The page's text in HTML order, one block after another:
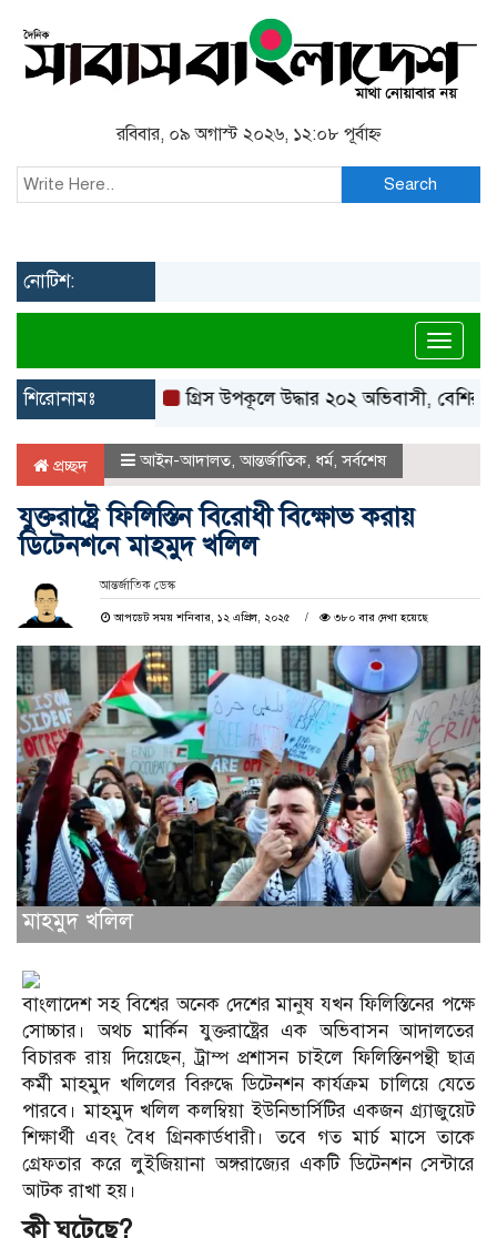
রবিবার, ০৯ অগাস্ট ২০২৬, ১২:০৮ পূর্বাহ্ন
Search
নোটিশ:
শিরোনামঃ গ্রিস উপকূলে উদ্ধার ২০২ অভিবাসী, বেশিরভাগই
প্রচ্ছদ আইন-আদালত, আন্তর্জাতিক, ধর্ম,সর্বশেষ
যুক্তরাষ্ট্রে ফিলিস্তিন বিরোধী বিক্ষোভ করায়
ডিটেনশনে মাহমুদ খলিল
আন্তর্জাতিক ডেস্ক
আপডেট সময় শনিবার, ১২ এপ্রিল, ২০২৫ ৩৮০ বার দেখা হয়েছে
মাহমুদ খলিল
বাংলাদেশ সহ বিশ্বের অনেক দেশের মানুষ যখন ফিলিস্তিনের পক্ষে
সোচ্চার। অথচ মার্কিন যুক্তরাষ্ট্রের এক অভিবাসন আদালতের
বিচারক রায় দিয়েছেন, ট্রাম্প প্রশাসন চাইলে ফিলিস্তিনপন্থী ছাত্র
কর্মী মাহমুদ খলিলের বিরুদ্ধে ডিটেনশন কার্যক্রম চালিয়ে যেতে
পারবে। মাহমুদ খলিল কলম্বিয়া ইউনিভার্সিটির একজন গ্র্যাজুয়েট
শিক্ষার্থী এবং বৈধ গ্রিনকার্ডধারী। তবে গত মার্চ মাসে তাকে
গ্রেফতার করে লুইজিয়ানা অঙ্গরাজ্যের একটি ডিটেনশন সেন্টারে
আটক রাখা হয়।
কী ঘটেছে?